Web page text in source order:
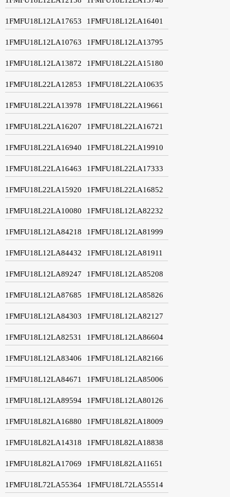
1FMFU18L12LA17653 1FMFU18L12LA16401
1FMFU18L12LA10763 1FMFU18L12LA13795
1FMFU18L12LA13872 1FMFU18L22LA15180
1FMFU18L22LA12853 1FMFU18L22LA10635
1FMFU18L22LA13978 1FMFU18L22LA19661
1FMFU18L22LA16207 1FMFU18L22LA16721
1FMFU18L22LA16940 1FMFU18L22LA19910
1FMFU18L22LA16463 1FMFU18L22LA17333
1FMFU18L22LA15920 1FMFU18L22LA16852
1FMFU18L22LA10080 1FMFU18L12LA82232
1FMFU18L12LA84218 1FMFU18L12LA81999
1FMFU18L12LA84432 1FMFU18L12LA81911
1FMFU18L12LA89247 1FMFU18L12LA85208
1FMFU18L12LA87685 1FMFU18L12LA85826
1FMFU18L12LA84303 1FMFU18L12LA82127
1FMFU18L12LA82531 1FMFU18L12LA86604
1FMFU18L12LA83406 1FMFU18L12LA82166
1FMFU18L12LA84671 1FMFU18L12LA85006
1FMFU18L12LA89594 1FMFU18L12LA80126
1FMFU18L82LA16880 1FMFU18L82LA18009
1FMFU18L82LA14318 1FMFU18L82LA18838
1FMFU18L82LA17069 1FMFU18L82LA11651
1FMFU18L72LA55364 1FMFU18L72LA55514